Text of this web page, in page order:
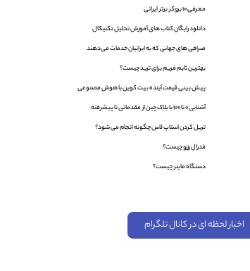
معرفی 10 بروکر برتر ایرانی
دانلود رایگان کتاب های آموزش تحلیل تکنیکال
صرافی های جهانی که به ایرانیان خدمات می‌دهند
بهترین تایم فریم برای ترید چیست؟
پیش بینی قیمت آینده بیت کوین با هوش مصنوعی
آشنایی 0 تا 100 با بلاک‌ چین از مقدماتی تا پیشرفته
تریل کردن استاپ لاس چگونه انجام می شود؟
فدرال رزرو چیست؟
دستگاه ماینر چیست؟
اخبار لحظه ای در کانال تلگرام